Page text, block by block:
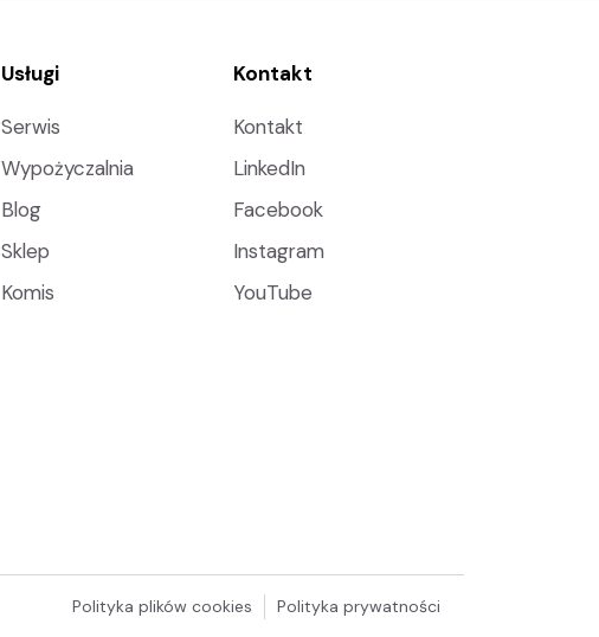
Usługi
Serwis
Wypożyczalnia
Blog
Sklep
Komis
Kontakt
Kontakt
LinkedIn
Facebook
Instagram
YouTube
Polityka plików cookies Polityka prywatności